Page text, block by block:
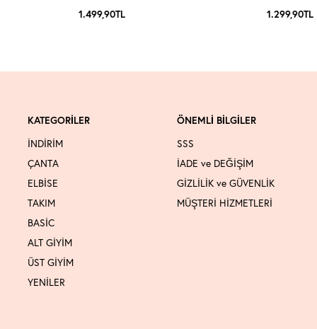
1.499,90TL 1.299,90TL
KATEGORİLER
İNDİRİM
ÇANTA
ELBİSE
TAKIM
BASİC
ALT GİYİM
ÜST GİYİM
YENİLER
ÖNEMLİ BİLGİLER
SSS
İADE ve DEĞİŞİM
GİZLİLİK ve GÜVENLİK
MÜŞTERİ HİZMETLERİ